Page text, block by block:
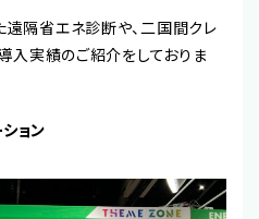
遠隔省エネ診断や、二国間クレ
入実績のご紹介をしておりま
ョン